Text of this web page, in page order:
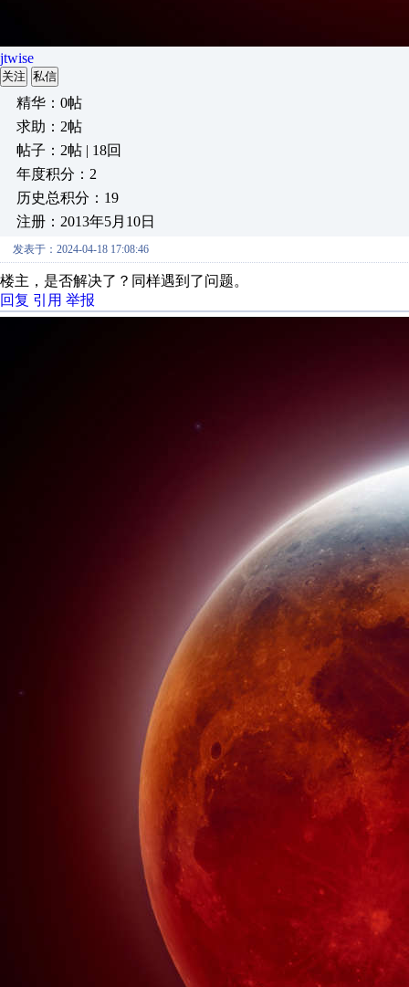
jtwise
关注 私信
精华：0帖
求助：2帖
帖子：2帖 | 18回
年度积分：2
历史总积分：19
注册：2013年5月10日
发表于：2024-04-18 17:08:46
楼主，是否解决了？同样遇到了问题。
回复 引用 举报